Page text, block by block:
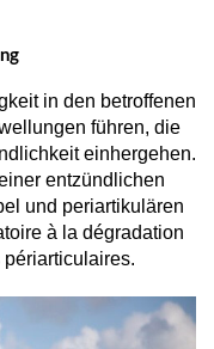
in den betroffenen
führen, die
einhergehen.
entzündlichen
und periartikulären
à la dégradation